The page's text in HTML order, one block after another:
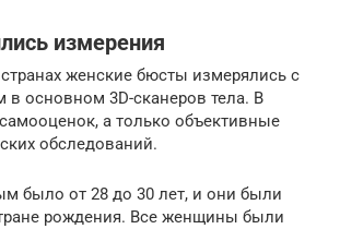
измерения
женские бюсты измерялись с
в основном 3D-сканеров тела. В
самооценок, а только объективные
обследований.
было от 28 до 30 лет, и они были
рождения. Все женщины были